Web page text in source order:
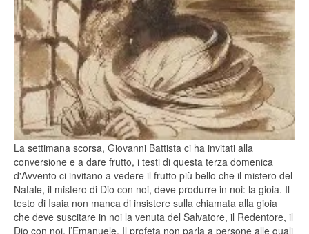
La settimana scorsa, Giovanni Battista ci ha invitati alla
conversione e a dare frutto, i testi di questa terza domenica
d'Avvento ci invitano a vedere il frutto più bello che il mistero del
Natale, il mistero di Dio con noi, deve produrre in noi: la gioia. Il
testo di Isaia non manca di insistere sulla chiamata alla gioia
che deve suscitare in noi la venuta del Salvatore, il Redentore, il
Dio con noi, l’Emanuele. Il profeta non parla a persone alle quali